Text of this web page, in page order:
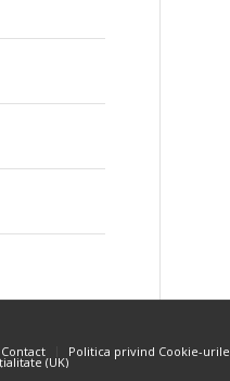
Contact Politica privind Cookie-urile
(UK)